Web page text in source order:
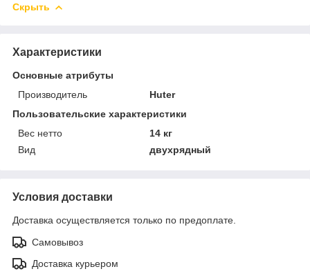
Скрыть
Характеристики
Основные атрибуты
Производитель
Huter
Пользовательские характеристики
Вес нетто
14 кг
Вид
двухрядный
Условия доставки
Доставка осуществляется только по предоплате.
Самовывоз
Доставка курьером